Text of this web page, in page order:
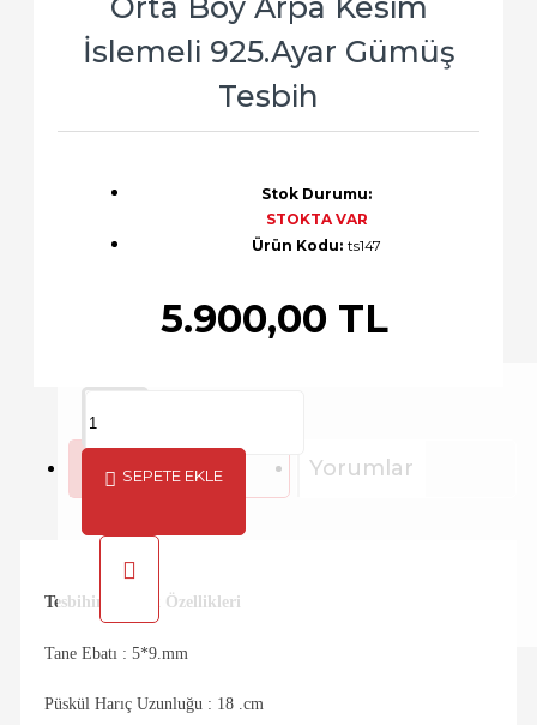
Orta Boy Arpa Kesim
İslemeli 925.Ayar Gümüş
Tesbih
5.900,00 TL
Stok Durumu:
STOKTA VAR
Ürün Kodu: ts147
SEPETE EKLE
Açıklama Yorumlar
Tesbihin Teknik Özellikleri
Tane Ebatı : 5*9.mm
Püskül Harıç Uzunluğu : 18 .cm